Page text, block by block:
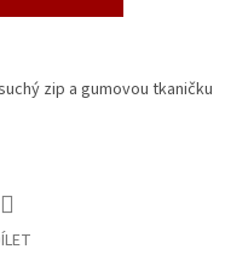
zip a gumovou tkaničku